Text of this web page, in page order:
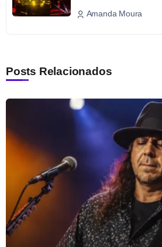
Amanda Moura
Posts Relacionados